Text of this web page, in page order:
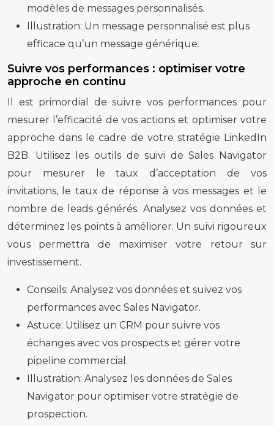
modèles de messages personnalisés.
Illustration: Un message personnalisé est plus
efficace qu’un message générique.
Suivre vos performances : optimiser votre
approche en continu
Il est primordial de suivre vos performances pour
mesurer l’efficacité de vos actions et optimiser votre
approche dans le cadre de votre stratégie LinkedIn
B2B. Utilisez les outils de suivi de Sales Navigator
pour mesurer le taux d’acceptation de vos
invitations, le taux de réponse à vos messages et le
nombre de leads générés. Analysez vos données et
déterminez les points à améliorer. Un suivi rigoureux
vous permettra de maximiser votre retour sur
investissement.
Conseils: Analysez vos données et suivez vos
performances avec Sales Navigator.
Astuce: Utilisez un CRM pour suivre vos
échanges avec vos prospects et gérer votre
pipeline commercial.
Illustration: Analysez les données de Sales
Navigator pour optimiser votre stratégie de
prospection.